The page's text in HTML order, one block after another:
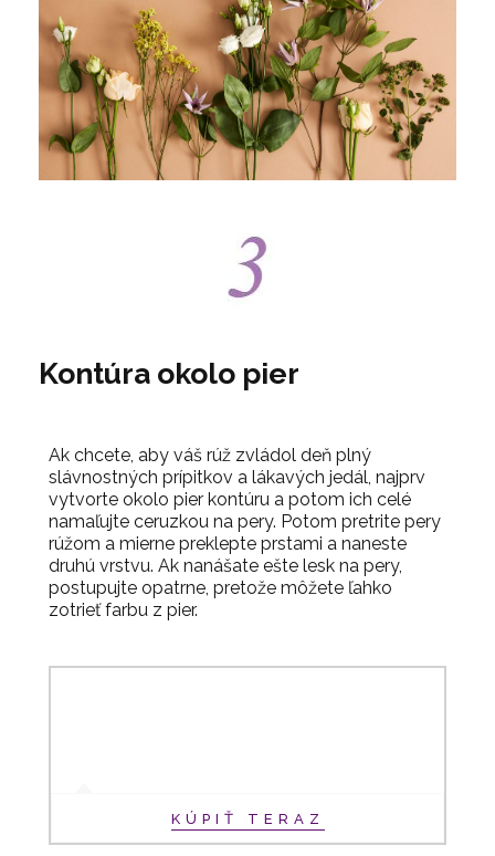
Kontúra okolo pier
Ak chcete, aby váš rúž zvládol deň plný
slávnostných prípitkov a lákavých jedál, najprv
vytvorte okolo pier kontúru a potom ich celé
namaľujte ceruzkou na pery. Potom pretrite pery
rúžom a mierne preklepte prstami a naneste
druhú vrstvu. Ak nanášate ešte lesk na pery,
postupujte opatrne, pretože môžete ľahko
zotrieť farbu z pier.
KÚPIŤ TERAZ